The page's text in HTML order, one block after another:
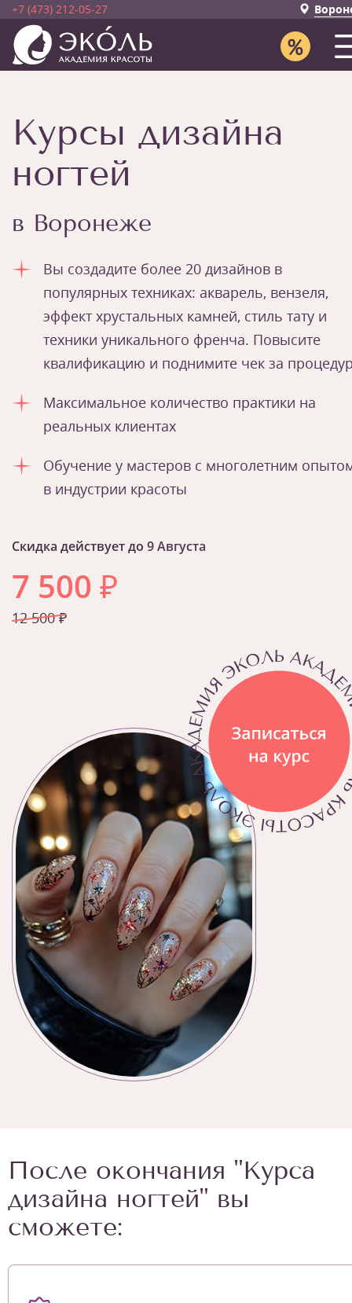
+7 (473) 212-05-27
Курсы дизайна
ногтей
в Воронеже
Вы создадите более 20 дизайнов в
популярных техниках: акварель, вензеля,
эффект хрустальных камней, стиль тату и
техники уникального френча. Повысите
квалификацию и поднимите чек за
Максимальное количество практики на
реальных клиентах
Обучение у мастеров с многолетним
в индустрии красоты
Скидка действует до 9 Августа
7 500 ₽
12 500 ₽
После окончания "Курса
дизайна ногтей" вы
сможете: